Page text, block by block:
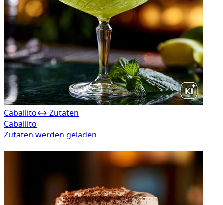
Caballito↔ Zutaten